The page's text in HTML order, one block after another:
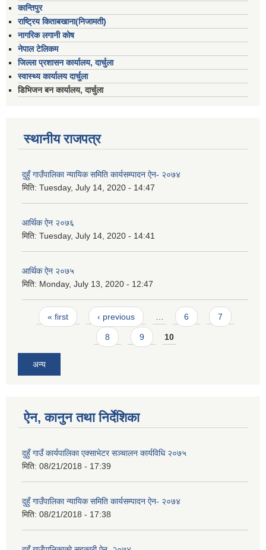
कान्तिपुर
राष्ट्रिय किताबखाना(निजामती)
नागरिक लगानी कोष
नेपाल टेलिकम
जिल्ला प्रशासन कार्यालय, दार्चुला
स्वास्थ्य कार्यालय दार्चुला
डिभिजन बन कार्यालय, दार्चुला
स्थानीय राजपत्र
दुहुँ गाउँपालिका न्यायिक समिति कार्यसम्पादन ऐन- २०७४
मिति: Tuesday, July 14, 2020 - 14:47
आर्थिक ऐन २०७६
मिति: Tuesday, July 14, 2020 - 14:41
आर्थिक ऐन २०७५
मिति: Monday, July 13, 2020 - 12:47
Pages
« first ‹ previous 6 7
8 9 10
अन्य
ऐन, कानुन तथा निर्देशिका
दुहुँ गाउँ कार्यपालिका एक्साभेटर सञ्चालन कार्यविधि २०७५
मिति: 08/21/2018 - 17:39
दुहुँ गाउँपालिका न्यायिक समिति कार्यसम्पादन ऐन- २०७४
मिति: 08/21/2018 - 17:38